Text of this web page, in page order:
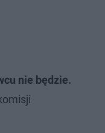
nie będzie.